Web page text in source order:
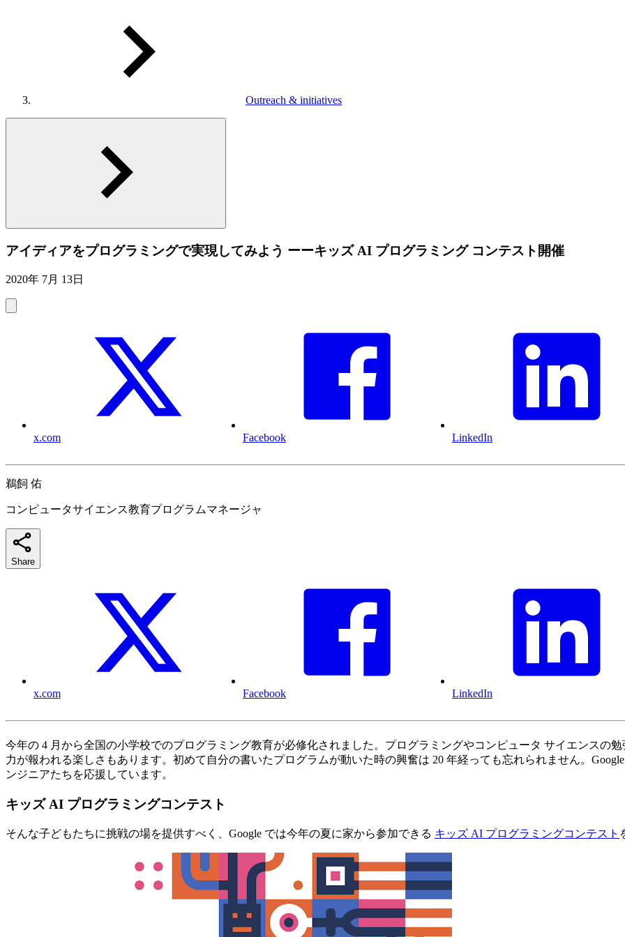
Outreach & initiatives
アイディアをプログラミングで実現してみよう ーーキッズ AI プログラミング コンテスト開催
2020年 7月 13日
x.com Facebook LinkedIn
鵜飼 佑
コンピュータサイエンス教育プログラムマネージャ
Share
x.com Facebook LinkedIn
今年の 4 月から全国の小学校でのプログラミング教育が必修化されました。プログラミングやコンピュータ サイエンスの
力が報われる楽しさもあります。初めて自分の書いたプログラムが動いた時の興奮は 20 年経っても忘れられません。
ンジニアたちを応援しています。
キッズ AI プログラミングコンテスト
そんな子どもたちに挑戦の場を提供すべく、Google では今年の夏に家から参加できる キッズ AI プログラミングコンテスト